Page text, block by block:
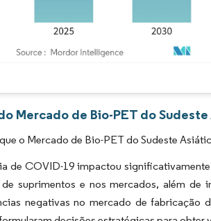
Mercado de Bio-PET do
o Mercado de Bio-PET do Sudeste
de COVID-19 impactou
suprimentos e nos mercados, além de
negativas no mercado de fabricação